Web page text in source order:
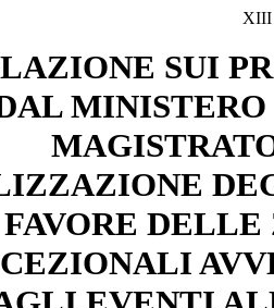
XIII
SUI
FAVORE